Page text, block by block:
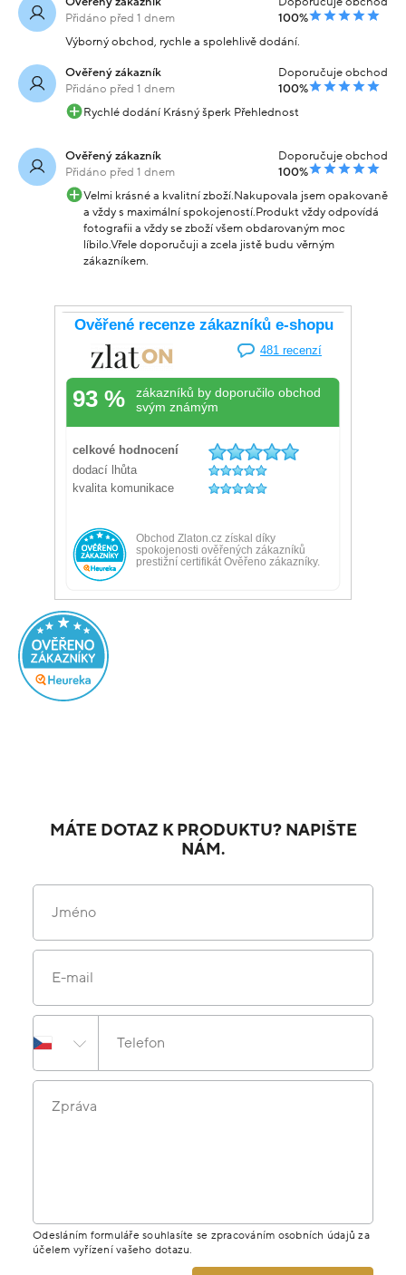
Přidáno před 1 dnem
100%
Výborný obchod, rychle a spolehlivě dodání.
Ověřený zákazník
Přidáno před 1 dnem
Doporučuje obchod
100%
Rychlé dodání Krásný šperk Přehlednost
Ověřený zákazník
Přidáno před 1 dnem
Doporučuje obchod
100%
Velmi krásné a kvalitní zboží.Nakupovala jsem opakovaně
a vždy s maximální spokojeností.Produkt vždy odpovídá
fotografii a vždy se zboží všem obdarovaným moc
líbilo.Vřele doporučuji a zcela jistě budu věrným
zákazníkem.
MÁTE DOTAZ K PRODUKTU? NAPIŠTE
NÁM.
Jméno
E-mail
Telefon
Zpráva
Odesláním formuláře souhlasíte se zpracováním osobních údajů za
účelem vyřízení vašeho dotazu.